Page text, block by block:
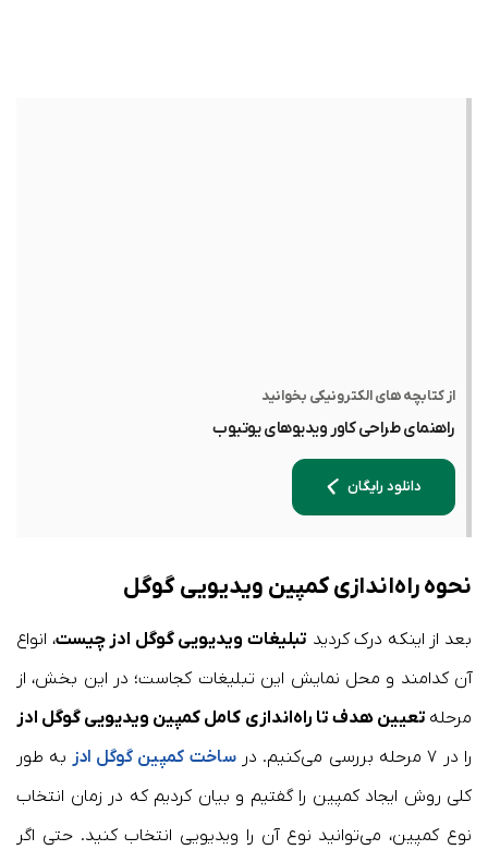
از کتابچه های الکترونیکی بخوانید
راهنمای طراحی کاور ویدیوهای یوتیوب
دانلود رایگان
نحوه راه‌اندازی کمپین ویدیویی گوگل
بعد از اینکه درک کردید تبلیغات ویدیویی گوگل ادز چیست، انواع
آن کدامند و محل نمایش این تبلیغات کجاست؛ در این بخش، از
مرحله تعیین هدف تا راه‌اندازی کامل کمپین ویدیویی گوگل ادز
را در ۷ مرحله بررسی می‌کنیم. در
ساخت کمپین گوگل ادز به طور
کلی روش ایجاد کمپین را گفتیم و بیان کردیم که در زمان انتخاب
نوع کمپین، می‌توانید نوع آن را ویدیویی انتخاب کنید. حتی اگر